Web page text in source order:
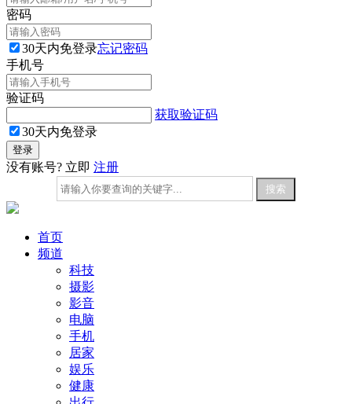
密码
30天内免登录忘记密码
手机号
验证码
获取验证码
30天内免登录
没有账号? 立即 注册
首页
频道
科技
摄影
影音
电脑
手机
居家
娱乐
健康